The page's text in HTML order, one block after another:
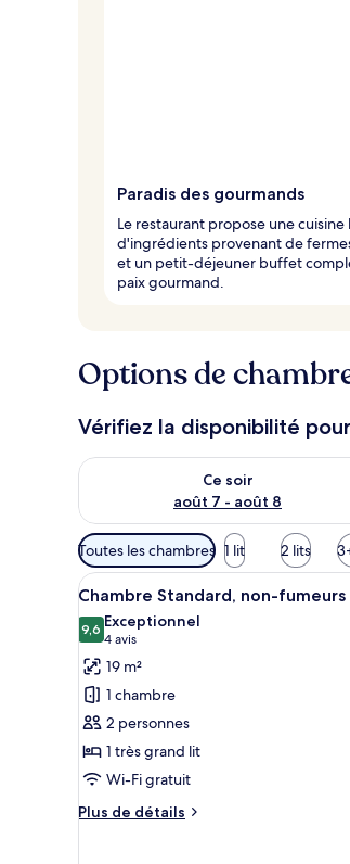
Paradis des gourmands
Le restaurant propose une cuisine
d'ingrédients provenant de
et un petit-déjeuner buffet
paix gourmand.
Options de
Vérifiez la disponibilité
Ce soir
août 7 - août 8
Vérifier la disponibilité pour ce
Filtres
disponibles
pour
les
chambres
Toutes les chambres 1 lit 2 lits
Afficher
toutes
les
photos
pour
ce
type
de
chambre :
Chambre
Une
16
Chambre Standard, non-fumeurs
9,69,6 sur 10
Exceptionnel
4 avis
(4 avis)
19 m²
1 chambre
2 personnes
1 très grand lit
Wi-Fi gratuit
Plus de détails
Plus